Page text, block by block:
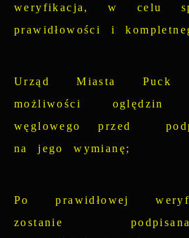
weryfikacja, w celu
prawidłowości i
Urząd Miasta Puck
możliwości oględzin
węglowego przed
na jego wymianę;
Po prawidłowej
zostanie